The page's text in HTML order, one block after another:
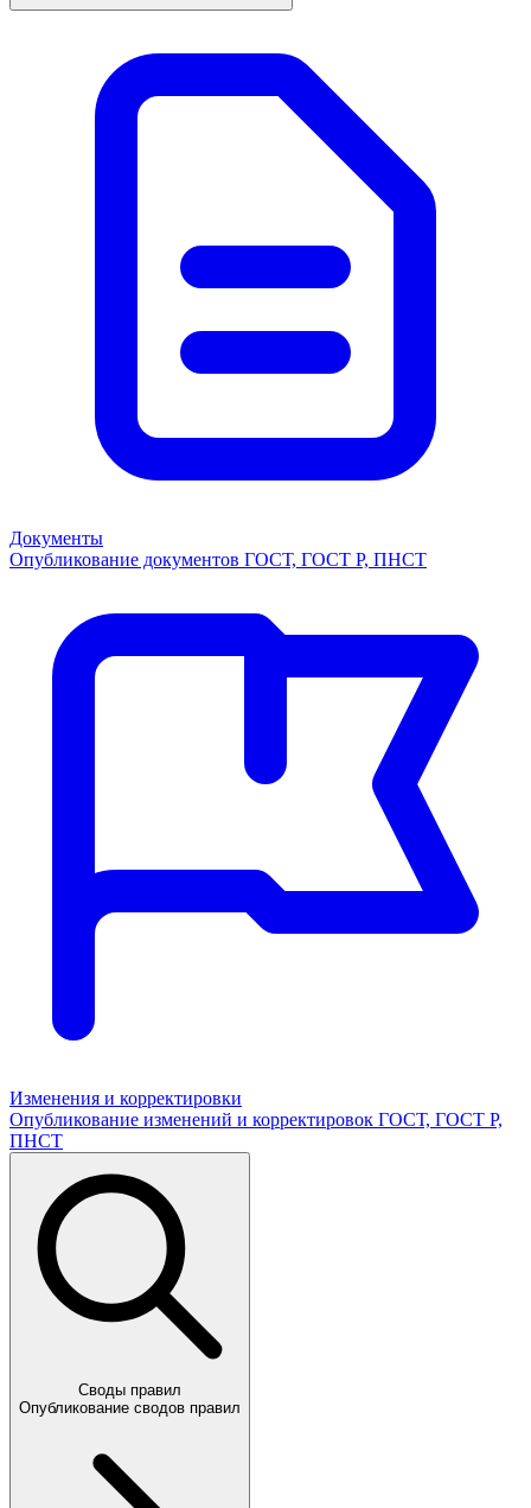
Документы
Опубликование документов ГОСТ, ГОСТ Р, ПНСТ
Изменения и корректировки
Опубликование изменений и корректировок ГОСТ, ГОСТ Р,
ПНСТ
Своды правил
Опубликование сводов правил